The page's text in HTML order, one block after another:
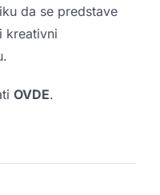
da se predstave
kreativni
OVDE.